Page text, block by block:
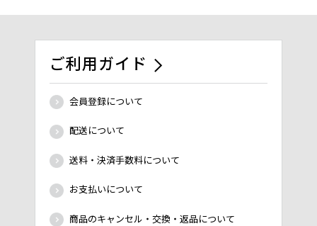
ご利用ガイド
会員登録について
配送について
送料・決済手数料について
お支払いについて
商品のキャンセル・交換・返品について